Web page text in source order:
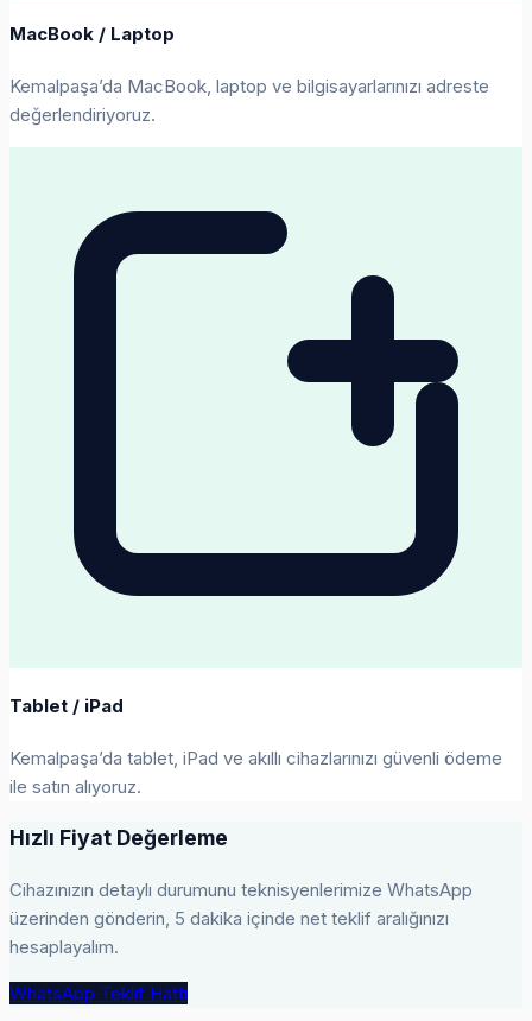
MacBook / Laptop
Kemalpaşa’da MacBook, laptop ve bilgisayarlarınızı adreste
değerlendiriyoruz.
Tablet / iPad
Kemalpaşa’da tablet, iPad ve akıllı cihazlarınızı güvenli ödeme
ile satın alıyoruz.
Hızlı Fiyat Değerleme
Cihazınızın detaylı durumunu teknisyenlerimize WhatsApp
üzerinden gönderin, 5 dakika içinde net teklif aralığınızı
hesaplayalım.
WhatsApp Teklif Hattı